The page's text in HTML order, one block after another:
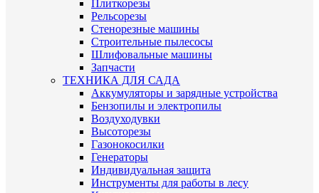
Плиткорезы
Рельсорезы
Стенорезные машины
Строительные пылесосы
Шлифовальные машины
Запчасти
ТЕХНИКА ДЛЯ САДА
Аккумуляторы и зарядные устройства
Бензопилы и электропилы
Воздуходувки
Высоторезы
Газонокосилки
Генераторы
Индивидуальная защита
Инструменты для работы в лесу